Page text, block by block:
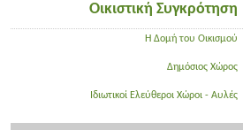
Οικιστική Συγκρότηση
Η Δομή του Οικισμού
Δημόσιος Χώρος
Ιδιωτικοί Ελεύθεροι Χώροι - Αυλές